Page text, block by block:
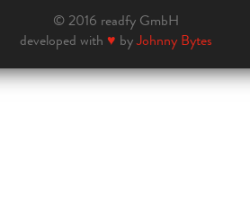
© 2016 readfy GmbH
developed with ♥ byJohnny Bytes